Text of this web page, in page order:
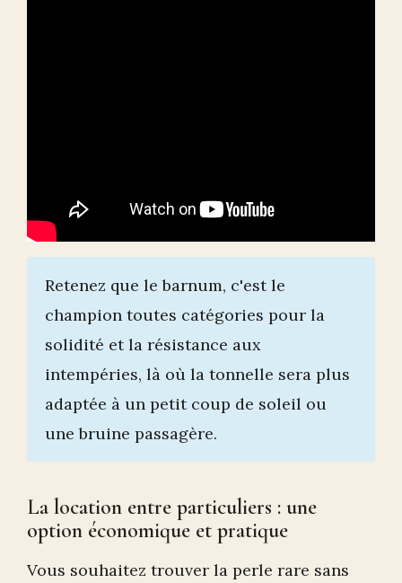
Retenez que le barnum, c'est le
champion toutes catégories pour la
solidité et la résistance aux
intempéries, là où la tonnelle sera plus
adaptée à un petit coup de soleil ou
une bruine passagère.
La location entre particuliers : une
option économique et pratique
Vous souhaitez trouver la perle rare sans